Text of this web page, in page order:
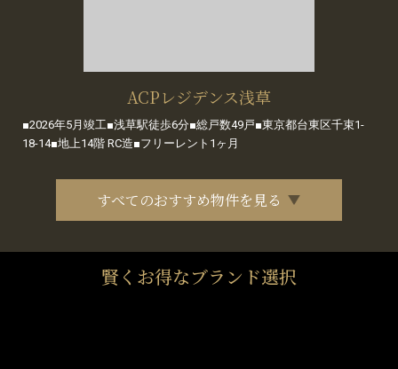
ACPレジデンス浅草
■2026年5月竣工■浅草駅徒歩6分■総戸数49戸■東京都台東区千束1-
18-14■地上14階 RC造■フリーレント1ヶ月
すべてのおすすめ物件を見る
賢くお得なブランド選択